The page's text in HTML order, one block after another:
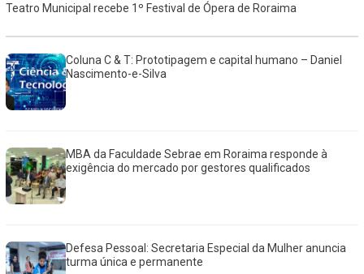
Teatro Municipal recebe 1º Festival de Ópera de Roraima
Coluna C & T: Prototipagem e capital humano – Daniel
Nascimento-e-Silva
MBA da Faculdade Sebrae em Roraima responde à
exigência do mercado por gestores qualificados
Defesa Pessoal: Secretaria Especial da Mulher anuncia
turma única e permanente